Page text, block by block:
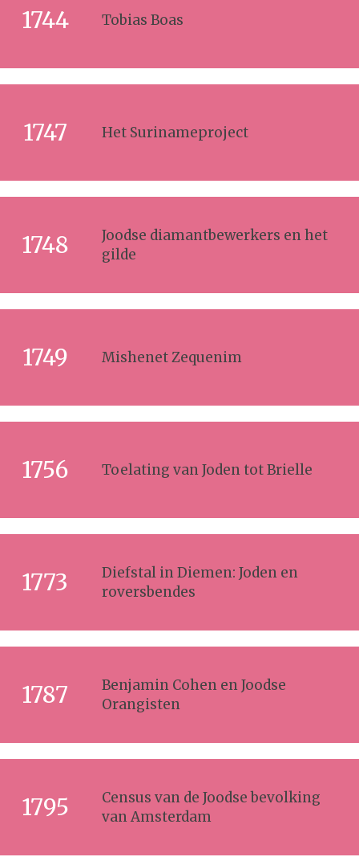
1744 Tobias Boas
1747 Het Surinameproject
1748
Joodse diamantbewerkers en het
gilde
1749 Mishenet Zequenim
1756 Toelating van Joden tot Brielle
1773
Diefstal in Diemen: Joden en
roversbendes
1787
Benjamin Cohen en Joodse
Orangisten
1795
Census van de Joodse bevolking
van Amsterdam